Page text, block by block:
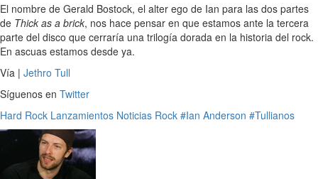
El nombre de Gerald Bostock, el alter ego de Ian para las dos partes
de Thick as a brick, nos hace pensar en que estamos ante la tercera
parte del disco que cerraría una trilogía dorada en la historia del rock.
En ascuas estamos desde ya.
Vía | Jethro Tull
Síguenos en Twitter
Hard Rock Lanzamientos Noticias Rock #Ian Anderson #Tullianos